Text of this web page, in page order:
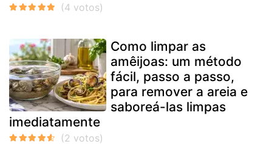
Como limpar as
amêijoas: um método
fácil, passo a passo,
para remover a areia e
saboreá-las limpas
imediatamente